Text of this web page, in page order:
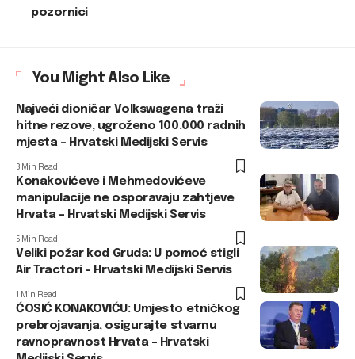
pozornici
You Might Also Like
Najveći dioničar Volkswagena traži
hitne rezove, ugroženo 100.000 radnih
mjesta – Hrvatski Medijski Servis
3 Min Read
Konakovićeve i Mehmedovićeve
manipulacije ne osporavaju zahtjeve
Hrvata – Hrvatski Medijski Servis
5 Min Read
Veliki požar kod Gruda: U pomoć stigli
Air Tractori – Hrvatski Medijski Servis
1 Min Read
ĆOSIĆ KONAKOVIĆU: Umjesto etničkog
prebrojavanja, osigurajte stvarnu
ravnopravnost Hrvata – Hrvatski